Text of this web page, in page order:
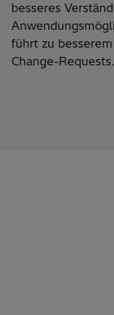
besseres
führt zu
Change-Requests.